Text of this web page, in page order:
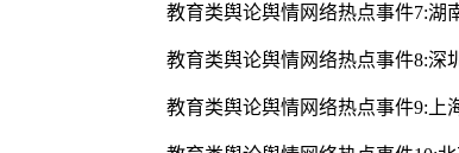
教育类舆论舆情网络热点事件7:湖
教育类舆论舆情网络热点事件8:深
教育类舆论舆情网络热点事件9:上